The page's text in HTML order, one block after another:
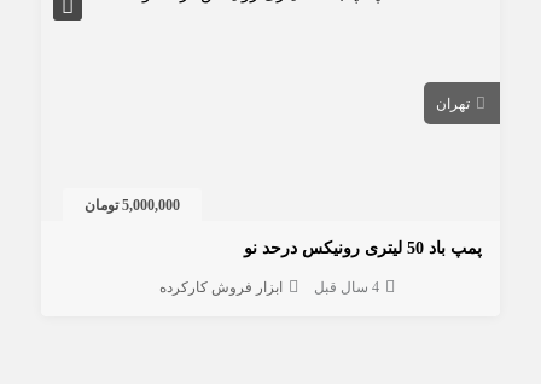
تهران
5,000,000 تومان
پمپ باد 50 لیتری رونیکس درحد نو
4 سال قبل ابزار فروش کارکرده